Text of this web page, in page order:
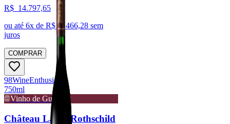
R$ 14.797,65
ou até 6x de R$ 2.466,28 sem
juros
COMPRAR
98WineEnthusiast
750ml
Vinho de Guarda
Château Lafite-Rothschild